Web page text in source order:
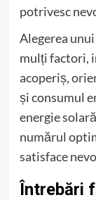
potrivesc
Alegerea
mulți factori,
acoperiș,
și consumul
energie
numărul
satisface
Întrebări